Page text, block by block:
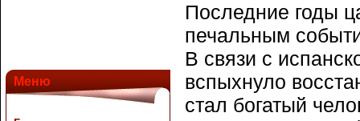
Меню
Последние годы
печальным
В связи с
вспыхнуло
стал богатый